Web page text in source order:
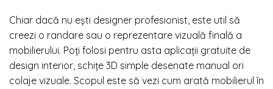
Chiar dacă nu ești designer profesionist, este util să
creezi o randare sau o reprezentare vizuală finală a
mobilierului. Poți folosi pentru asta aplicații gratuite de
design interior, schițe 3D simple desenate manual ori
colaje vizuale. Scopul este să vezi cum arată mobilierul în